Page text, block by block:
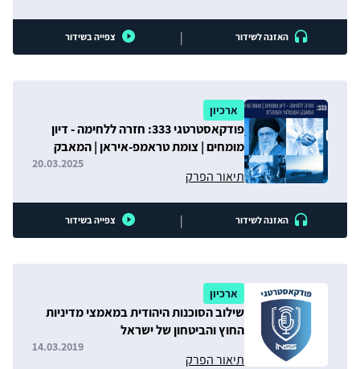
האזנה לשידור | צפייה בשידור
ארכיון
פודקאסטרטגי 333: חזרה ללחימה - דיון
מומחים | צומת טראמפ-איראן | המאבק
תיאור הפרק
20.03.2025
האזנה לשידור | צפייה בשידור
ארכיון
שילוב הסוכנות היהודית במאמצי מדיניות
החוץ והביטחון של ישראל
תיאור הפרק
14.03.2019